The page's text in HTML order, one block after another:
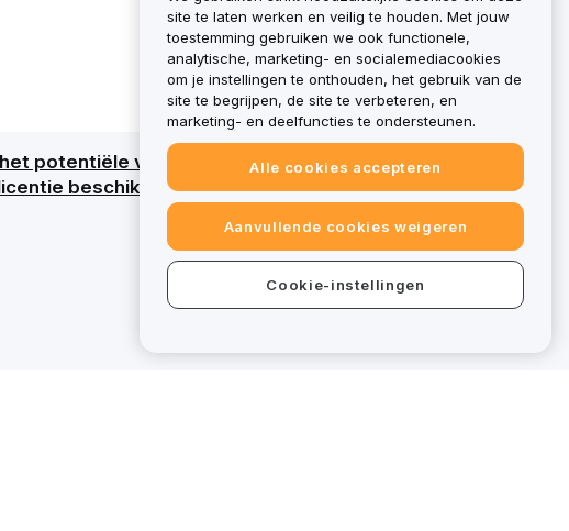
potentiële verlies van al het kapitaal. Raadpleeg
beschikt voor specifieke diensten, vallen
site te laten werken en veilig te houden. Met jouw
toestemming gebruiken we ook functionele,
analytische, marketing- en socialemediacookies
om je instellingen te onthouden, het gebruik van de
site te begrijpen, de site te verbeteren, en
marketing- en deelfuncties te ondersteunen.
Alle cookies accepteren
Aanvullende cookies weigeren
Cookie-instellingen